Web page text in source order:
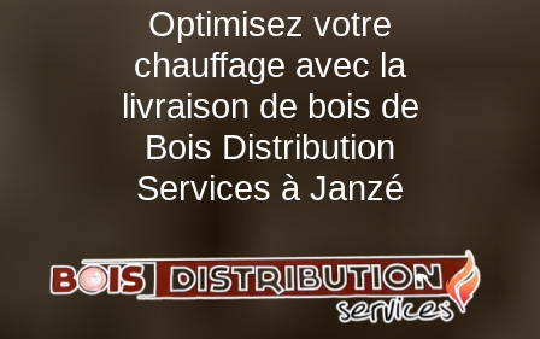
Optimisez votre
chauffage avec la
livraison de bois de
Bois Distribution
Services à Janzé